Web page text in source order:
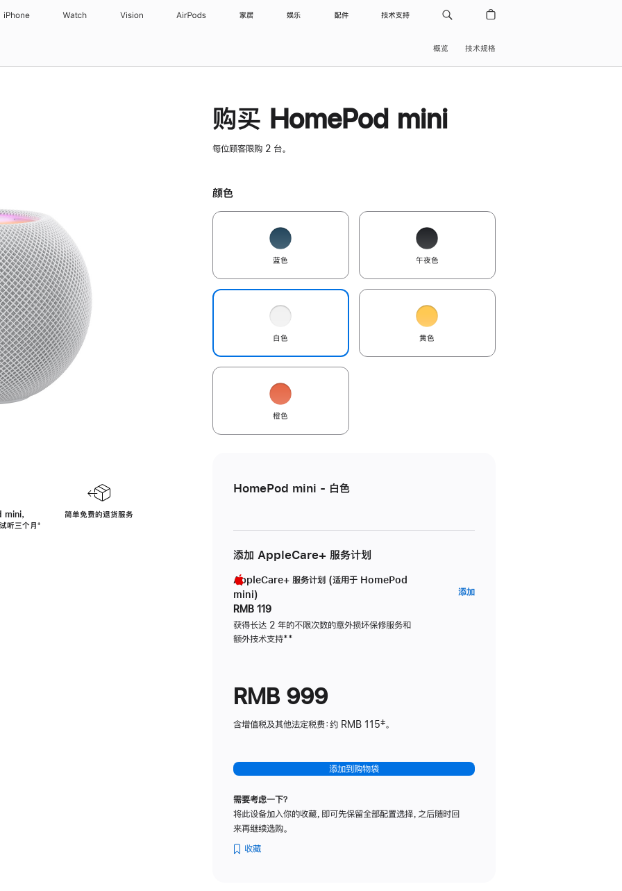
iPhone Watch Vision AirPods 家居 娱乐 配件 技术支持
概览 技术规格
，
听三个月脚
⁺
简单免费的退货服务
购买 HomePod mini
每位顾客限购 2 台。
颜色
蓝色 午夜色
白色 黄色
橙色
HomePod mini - 白色
添加 AppleCare+ 服务计划
AppleCare+ 服务计划 (适用于 HomePod
mini)
RMB 119
获得长达 2 年的不限次数的意外损坏保修服务和
额外技术支持脚
**
添加AppleCare+
RMB 999
含增值税及其他法定税费：约 RMB 115‡。
添加到购物袋
需要考虑一下？
将此设备加入你的收藏，即可先保留全部配置选择，之后随时回
来再继续选购。
收藏